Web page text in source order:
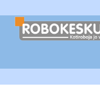
Siirry
navigointiin
Siirry
sisältöön
Robottituotteet